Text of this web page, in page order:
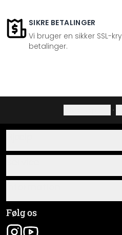
SIKRE BETALINGER
Vi bruger en sikker SSL-
betalinger.
·
Om os
Monteringsvejledninger
Materialeoversigt
Almindelige
Virksomhedsoplysninger
Følg os